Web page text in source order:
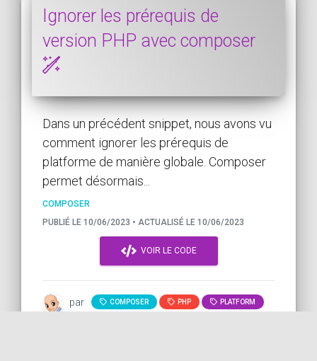
Ignorer les prérequis de
version PHP avec composer
Dans un précédent snippet, nous avons vu
comment ignorer les prérequis de
platforme de manière globale. Composer
permet désormais...
COMPOSER
PUBLIÉ LE 10/06/2023 • ACTUALISÉ LE 10/06/2023
VOIR LE CODE
par
COMPOSER PHP PLATFORM